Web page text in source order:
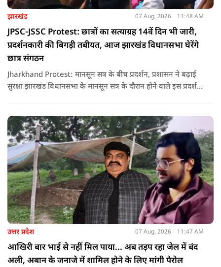
झारखंड 07 Aug, 2026 11:48 AM
JPSC-JSSC Protest: छात्रों का सत्याग्रह 14वें दिन भी जारी,
प्रदर्शनकारी की बिगड़ी तबीयत, आज झारखंड विधानसभा घेरेंगे
छात्र संगठन
Jharkhand Protest: मानसून सत्र के बीच प्रदर्शन, प्रशासन ने बढ़ाई
सुरक्षा झारखंड विधानसभा के मानसून सत्र के दौरान होने वाले इस प्रदर्शन
जनाधिकार महासभा के आह्वान पर आयोजित किया जा रहा है.
उत्तर प्रदेश 07 Aug, 2026 11:47 AM
आखिरी बार भाई से नहीं मिल पाया... अब तड़प रहा जेल में बंद
अली, अबान के जनाजे में शामिल होने के लिए मांगी पैरोल